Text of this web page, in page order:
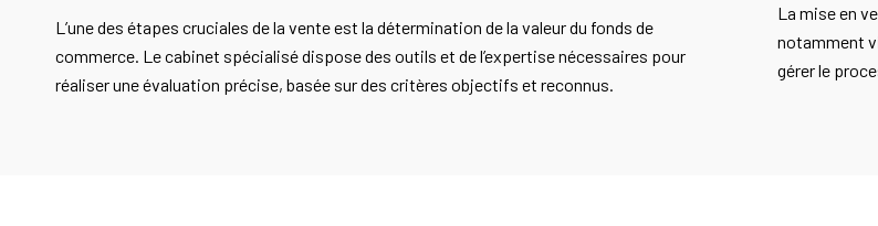
L’une des étapes cruciales de la vente est la détermination de la valeur du fonds de
commerce. Le cabinet spécialisé dispose des outils et de l’expertise nécessaires pour
réaliser une évaluation précise, basée sur des critères objectifs et reconnus.
La mise en
notamment
gérer le